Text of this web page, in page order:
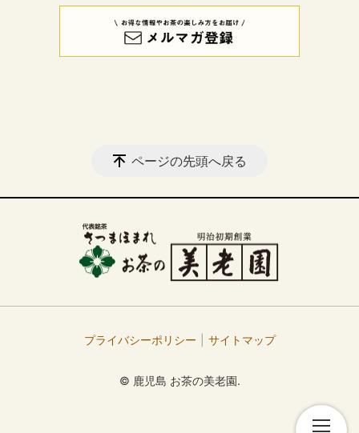
ページの先頭へ戻る
プライバシーポリシー サイトマップ
© 鹿児島 お茶の美老園.